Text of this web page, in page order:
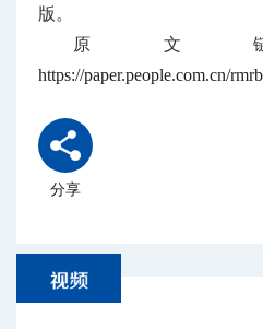
版。
原文
https://paper.people.com.cn/
分享